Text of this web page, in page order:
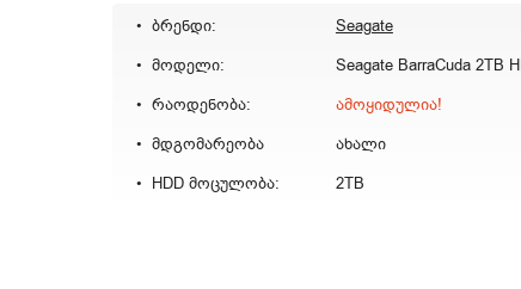
ბრენდი:
Seagate
მოდელი:
რაოდენობა:
ამოყიდულია!
მდგომარეობა
ახალი
HDD მოცულობა:
2TB